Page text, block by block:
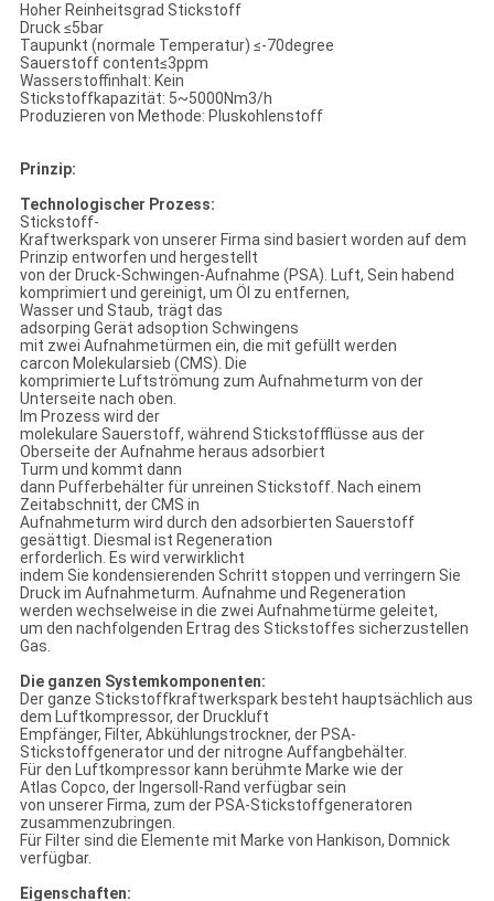
Hoher Reinheitsgrad Stickstoff
Druck ≤5bar
Taupunkt (normale Temperatur) ≤-70degree
Sauerstoff content≤3ppm
Wasserstoffinhalt: Kein
Stickstoffkapazität: 5~5000Nm3/h
Produzieren von Methode: Pluskohlenstoff
Prinzip:
Technologischer Prozess:
Stickstoff-
Kraftwerkspark von unserer Firma sind basiert worden auf dem
Prinzip entworfen und hergestellt
von der Druck-Schwingen-Aufnahme (PSA). Luft, Sein habend
komprimiert und gereinigt, um Öl zu entfernen,
Wasser und Staub, trägt das
adsorping Gerät adsoption Schwingens
mit zwei Aufnahmetürmen ein, die mit gefüllt werden
carcon Molekularsieb (CMS). Die
komprimierte Luftströmung zum Aufnahmeturm von der
Unterseite nach oben.
Im Prozess wird der
molekulare Sauerstoff, während Stickstoffflüsse aus der
Oberseite der Aufnahme heraus adsorbiert
Turm und kommt dann
dann Pufferbehälter für unreinen Stickstoff. Nach einem
Zeitabschnitt, der CMS in
Aufnahmeturm wird durch den adsorbierten Sauerstoff
gesättigt. Diesmal ist Regeneration
erforderlich. Es wird verwirklicht
indem Sie kondensierenden Schritt stoppen und verringern Sie
Druck im Aufnahmeturm. Aufnahme und Regeneration
werden wechselweise in die zwei Aufnahmetürme geleitet,
um den nachfolgenden Ertrag des Stickstoffes sicherzustellen
Gas.
Die ganzen Systemkomponenten:
Der ganze Stickstoffkraftwerkspark besteht hauptsächlich aus
dem Luftkompressor, der Druckluft
Empfänger, Filter, Abkühlungstrockner, der PSA-
Stickstoffgenerator und der nitrogne Auffangbehälter.
Für den Luftkompressor kann berühmte Marke wie der
Atlas Copco, der Ingersoll-Rand verfügbar sein
von unserer Firma, zum der PSA-Stickstoffgeneratoren
zusammenzubringen.
Für Filter sind die Elemente mit Marke von Hankison, Domnick
verfügbar.
Eigenschaften: